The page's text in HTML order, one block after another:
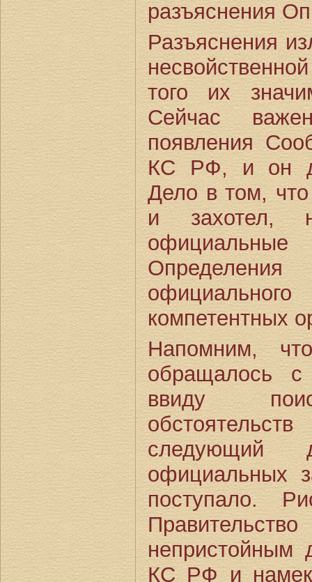
разъяснения
Разъяснения
того их
Сейчас
появления
КС РФ, и он
Дело в том,
и захотел,
официальные
компетентных
Напомним,
обращалось
ввиду
следующий
официальных
поступало.
непристойным
КС РФ и